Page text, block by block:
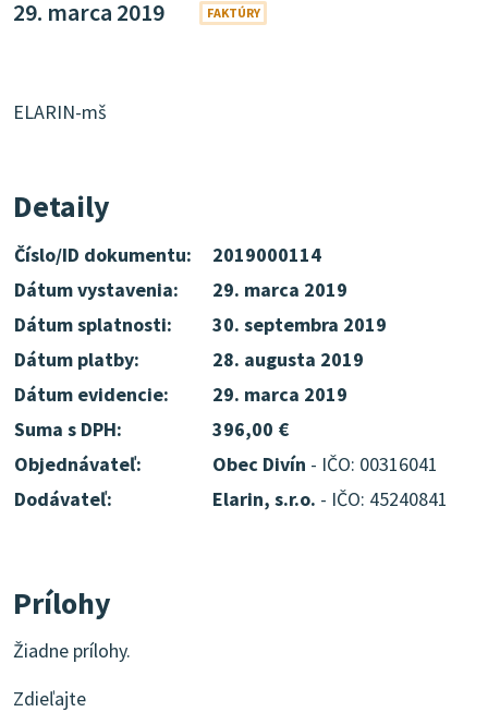
29. marca 2019 FAKTÚRY
ELARIN-mš
Detaily
Číslo/ID dokumentu:
2019000114
Dátum vystavenia:
29. marca 2019
Dátum splatnosti:
30. septembra 2019
Dátum platby:
28. augusta 2019
Dátum evidencie:
29. marca 2019
Suma s DPH:
396,00 €
Objednávateľ:
Obec Divín - IČO: 00316041
Dodávateľ:
Elarin, s.r.o. - IČO: 45240841
Prílohy
Žiadne prílohy.
Zdieľajte